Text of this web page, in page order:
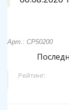
Арт.: CP50200
Рейтинг: